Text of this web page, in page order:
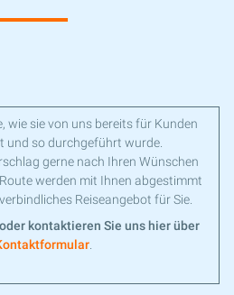
wie sie von uns bereits für Kunden
und so durchgeführt wurde.
gerne nach Ihren Wünschen
werden mit Ihnen abgestimmt
Reiseangebot für Sie.
kontaktieren Sie uns hier über
.